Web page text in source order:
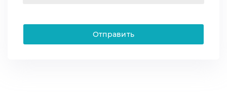
Отправить